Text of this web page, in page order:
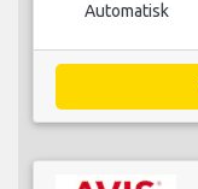
Automatisk